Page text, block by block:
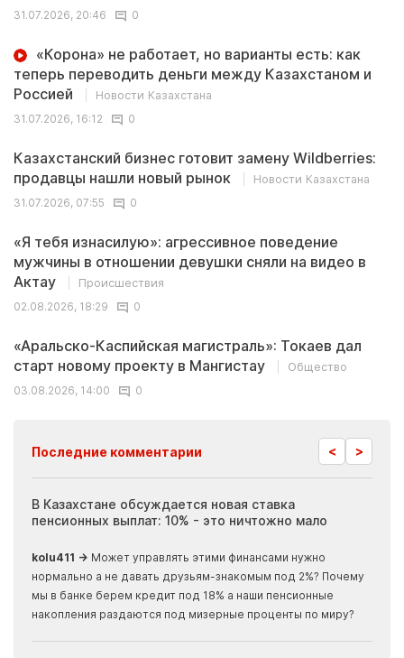
31.07.2026, 20:46
0
«Корона» не работает, но варианты есть: как
теперь переводить деньги между Казахстаном и
Россией
Новости Казахстана
31.07.2026, 16:12
0
Казахстанский бизнес готовит замену Wildberries:
продавцы нашли новый рынок
Новости Казахстана
31.07.2026, 07:55
0
«Я тебя изнасилую»: агрессивное поведение
мужчины в отношении девушки сняли на видео в
Актау
Происшествия
02.08.2026, 18:29
0
«Аральско-Каспийская магистраль»: Токаев дал
старт новому проекту в Мангистау
Общество
03.08.2026, 14:00
0
Последние комментарии < >
В Казахстане обсуждается новая ставка
пенсионных выплат: 10% - это ничтожно мало
kolu411 → Может управлять этими финансами нужно
нормально а не давать друзьям-знакомым под 2%? Почему
мы в банке берем кредит под 18% а наши пенсионные
накопления раздаются под мизерные проценты по миру?